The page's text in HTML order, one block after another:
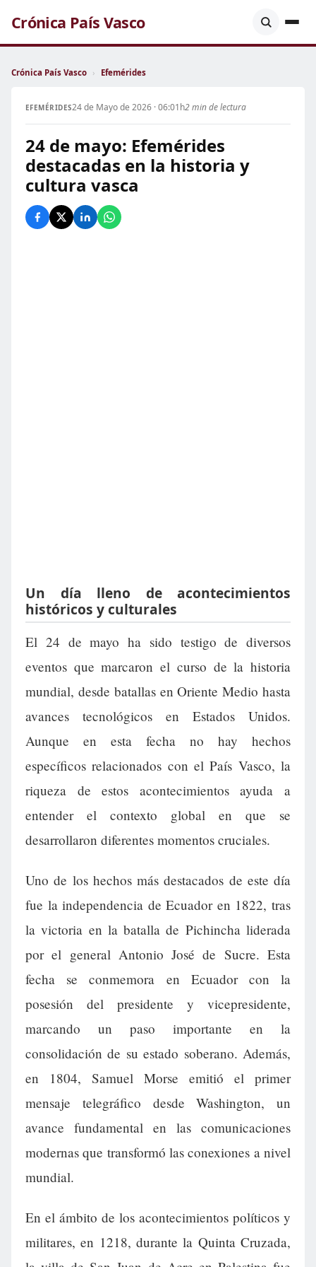
Crónica País Vasco
Crónica País Vasco › Efemérides
EFEMÉRIDES24 de Mayo de 2026 · 06:01h2 min de lectura
24 de mayo: Efemérides
destacadas en la historia y
cultura vasca
Un día lleno de acontecimientos
históricos y culturales
El 24 de mayo ha sido testigo de diversos
eventos que marcaron el curso de la historia
mundial, desde batallas en Oriente Medio hasta
avances tecnológicos en Estados Unidos.
Aunque en esta fecha no hay hechos
específicos relacionados con el País Vasco, la
riqueza de estos acontecimientos ayuda a
entender el contexto global en que se
desarrollaron diferentes momentos cruciales.
Uno de los hechos más destacados de este día
fue la independencia de Ecuador en 1822, tras
la victoria en la batalla de Pichincha liderada
por el general Antonio José de Sucre. Esta
fecha se conmemora en Ecuador con la
posesión del presidente y vicepresidente,
marcando un paso importante en la
consolidación de su estado soberano. Además,
en 1804, Samuel Morse emitió el primer
mensaje telegráfico desde Washington, un
avance fundamental en las comunicaciones
modernas que transformó las conexiones a nivel
mundial.
En el ámbito de los acontecimientos políticos y
militares, en 1218, durante la Quinta Cruzada,